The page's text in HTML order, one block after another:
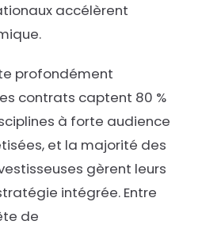
accélèrent
profondément
contrats captent 80 %
à forte audience
et la majorité des
gèrent leurs
intégrée. Entre
de